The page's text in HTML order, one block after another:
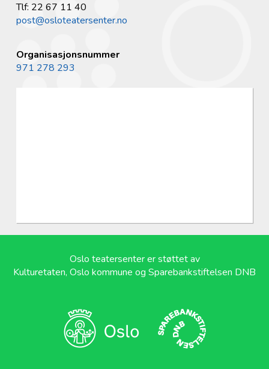
Tlf: 22 67 11 40
post@osloteatersenter.no
Organisasjonsnummer
971 278 293
Oslo teatersenter er støttet av
Kulturetaten, Oslo kommune og Sparebankstiftelsen DNB